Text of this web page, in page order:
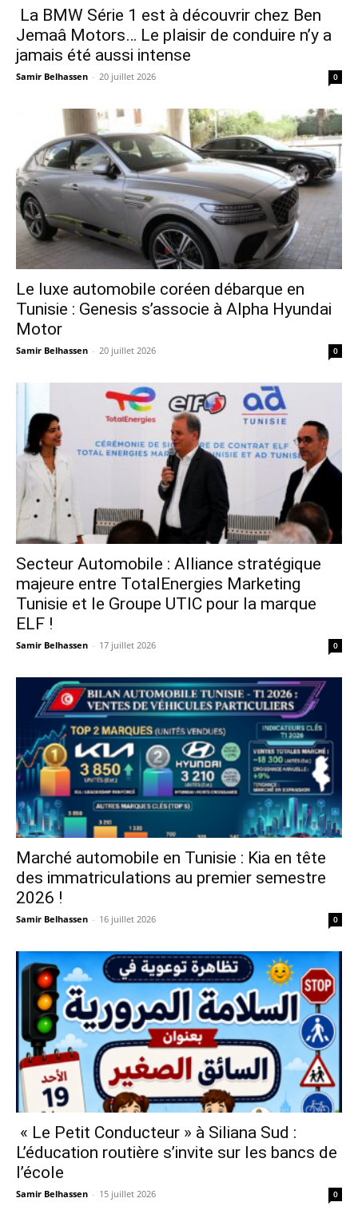
La BMW Série 1 est à découvrir chez Ben
Jemaâ Motors… Le plaisir de conduire n’y a
jamais été aussi intense
Samir Belhassen - 20 juillet 2026 0
Le luxe automobile coréen débarque en
Tunisie : Genesis s’associe à Alpha Hyundai
Motor
Samir Belhassen - 20 juillet 2026 0
Secteur Automobile : Alliance stratégique
majeure entre TotalEnergies Marketing
Tunisie et le Groupe UTIC pour la marque
ELF !
Samir Belhassen - 17 juillet 2026 0
Marché automobile en Tunisie : Kia en tête
des immatriculations au premier semestre
2026 !
Samir Belhassen - 16 juillet 2026 0
« Le Petit Conducteur » à Siliana Sud :
L’éducation routière s’invite sur les bancs de
l’école
Samir Belhassen - 15 juillet 2026 0